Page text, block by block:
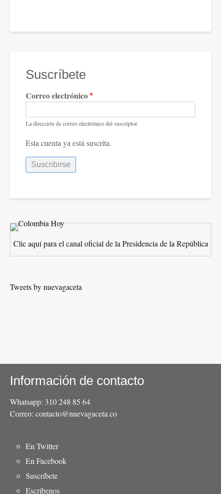
Suscríbete
Correo electrónico
La dirección de correo electrónico del suscriptor.
Esta cuenta ya está suscrita.
Clic aquí para el canal oficial de la Presidencia de la República
Tweets by nuevagaceta
Información de contacto
Whatsapp: 310 248 85 64
Correo: contacto@nuevagaceta.co
Menú
del
pie
En Twitter
En Facebook
Suscríbete
Escríbenos